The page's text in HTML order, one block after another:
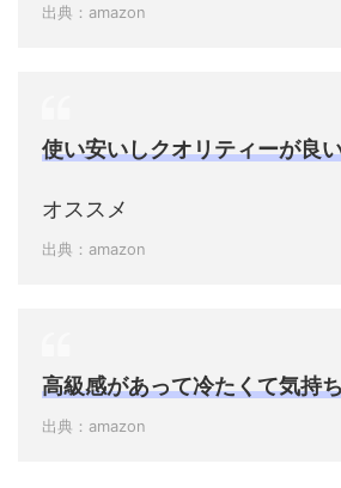
出典：amazon
使い安いしクオリティーが良
オススメ
出典：amazon
高級感があって冷たくて気持
出典：amazon